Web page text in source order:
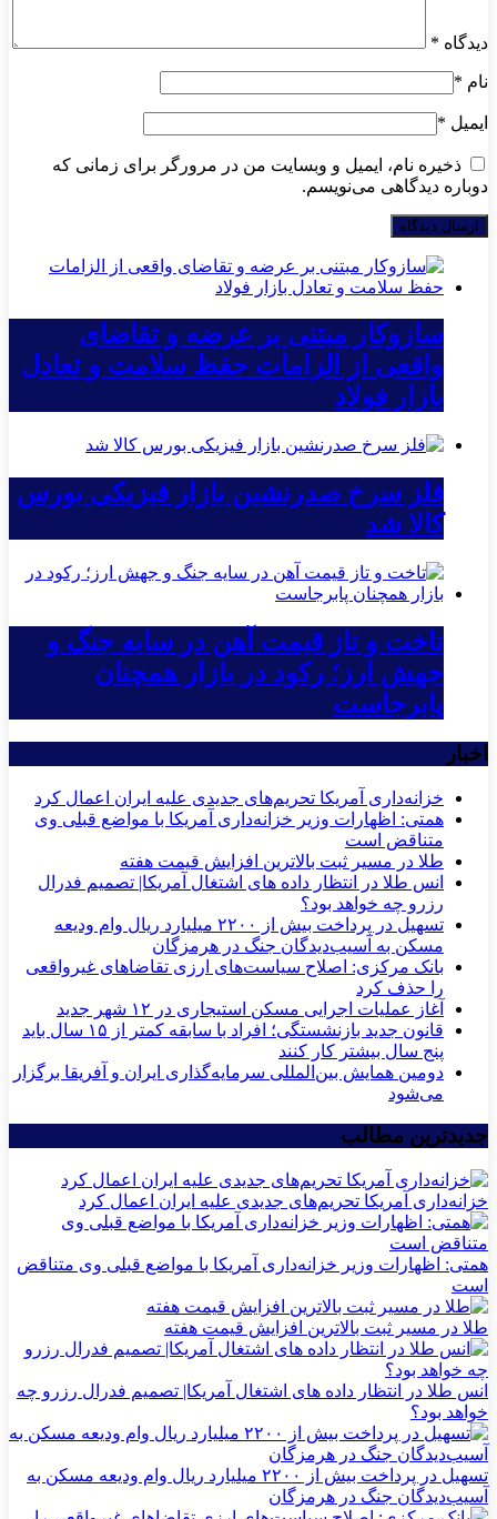
دیدگاه *
نام *
ایمیل *
ذخیره نام، ایمیل و وبسایت من در مرورگر برای زمانی که
دوباره دیدگاهی می‌نویسم.
سازوکار مبتنی بر عرضه و تقاضای
واقعی از الزامات حفظ سلامت و تعادل
بازار فولاد
فلز سرخ صدرنشین بازار فیزیکی بورس
کالا شد
تاخت و تاز قیمت آهن در سایه جنگ و
جهش ارز؛ رکود در بازار همچنان
پابرجاست
اخبار
خزانه‌داری آمریکا تحریم‌های جدیدی علیه ایران اعمال کرد
همتی: اظهارات وزیر خزانه‌داری آمریکا با مواضع قبلی وی
متناقض است
طلا در مسیر ثبت بالاترین افزایش قیمت هفته
انس طلا در انتظار داده های اشتغال آمریکا| تصمیم فدرال
رزرو چه خواهد بود؟
تسهیل در پرداخت بیش از ۲۲۰۰ میلیارد ریال وام ودیعه
مسکن به آسیب‌دیدگان جنگ در هرمزگان
بانک مرکزی: اصلاح سیاست‌های ارزی تقاضاهای غیرواقعی
را حذف کرد
آغاز عملیات اجرایی مسکن استیجاری در ۱۲ شهر جدید
قانون جدید بازنشستگی؛ افراد با سابقه کمتر از ۱۵ سال باید
پنج سال بیشتر کار کنند
دومین همایش بین‌المللی سرمایه‌گذاری ایران و آفریقا برگزار
می‌شود
جدیدترین مطالب
خزانه‌داری آمریکا تحریم‌های جدیدی علیه ایران اعمال کرد
همتی: اظهارات وزیر خزانه‌داری آمریکا با مواضع قبلی وی متناقض
است
طلا در مسیر ثبت بالاترین افزایش قیمت هفته
انس طلا در انتظار داده های اشتغال آمریکا| تصمیم فدرال رزرو چه
خواهد بود؟
تسهیل در پرداخت بیش از ۲۲۰۰ میلیارد ریال وام ودیعه مسکن به
آسیب‌دیدگان جنگ در هرمزگان